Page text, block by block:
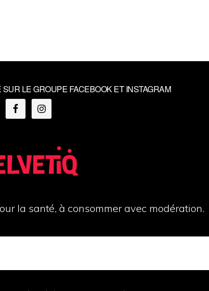
LE GROUPE FACEBOOK ET INSTAGRAM
la santé, à consommer avec modération.